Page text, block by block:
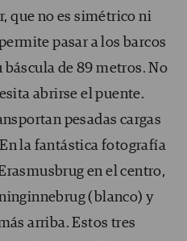
que no es simétrico ni
pasar a los barcos
de 89 metros. No
abrirse el puente.
pesadas cargas
la fantástica fotografía
en el centro,
(blanco) y
arriba. Estos tres